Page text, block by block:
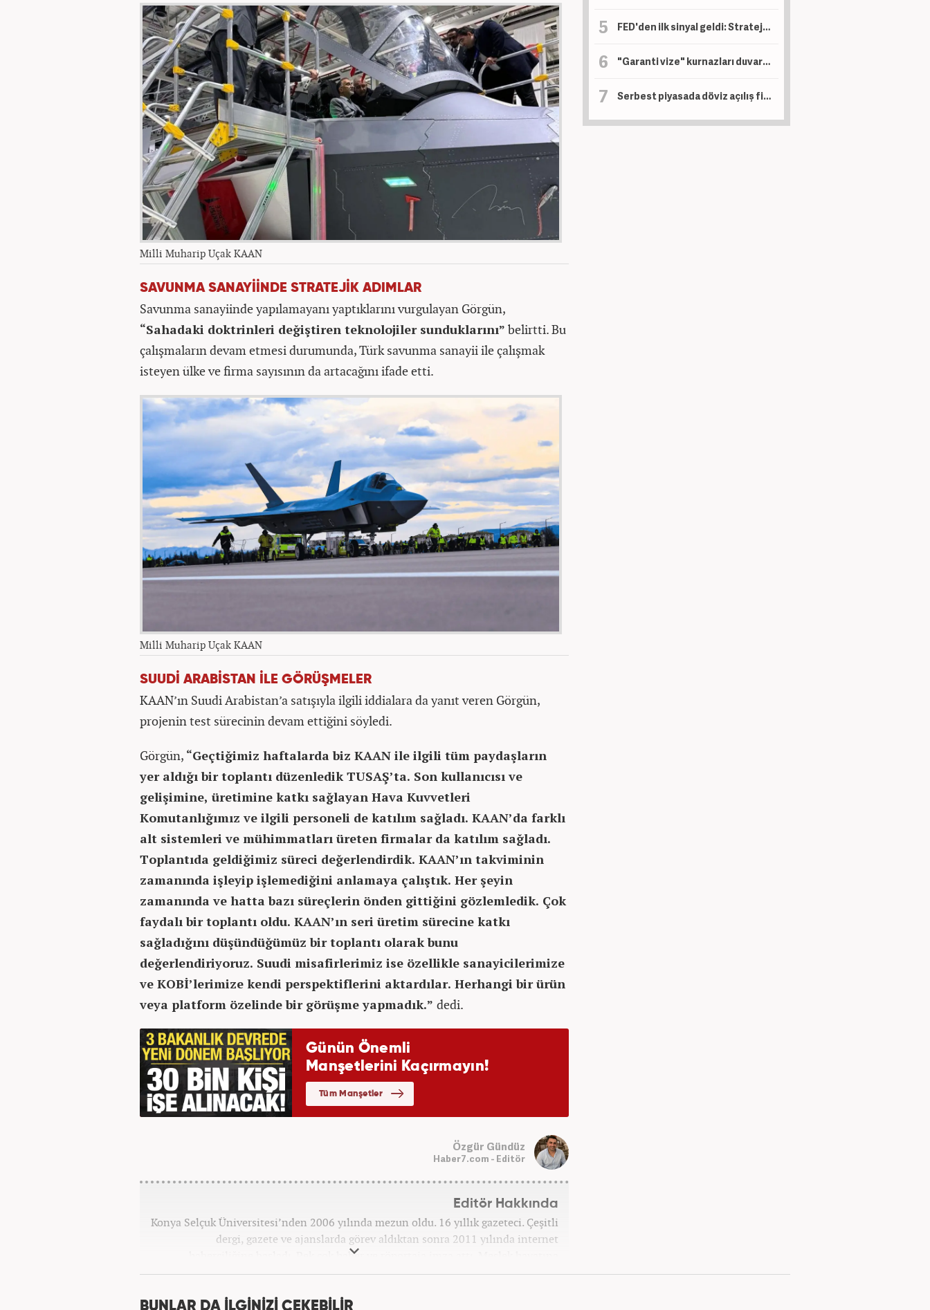
Milli Muharip Uçak KAAN
SAVUNMA SANAYİİNDE STRATEJİK ADIMLAR
Savunma sanayiinde yapılamayanı yaptıklarını vurgulayan Görgün,
“Sahadaki doktrinleri değiştiren teknolojiler sunduklarını” belirtti. Bu
çalışmaların devam etmesi durumunda, Türk savunma sanayii ile çalışmak
isteyen ülke ve firma sayısının da artacağını ifade etti.
Milli Muharip Uçak KAAN
SUUDİ ARABİSTAN İLE GÖRÜŞMELER
KAAN’ın Suudi Arabistan’a satışıyla ilgili iddialara da yanıt veren Görgün,
projenin test sürecinin devam ettiğini söyledi.
Görgün, “Geçtiğimiz haftalarda biz KAAN ile ilgili tüm paydaşların
yer aldığı bir toplantı düzenledik TUSAŞ’ta. Son kullanıcısı ve
gelişimine, üretimine katkı sağlayan Hava Kuvvetleri
Komutanlığımız ve ilgili personeli de katılım sağladı. KAAN’da farklı
alt sistemleri ve mühimmatları üreten firmalar da katılım sağladı.
Toplantıda geldiğimiz süreci değerlendirdik. KAAN’ın takviminin
zamanında işleyip işlemediğini anlamaya çalıştık. Her şeyin
zamanında ve hatta bazı süreçlerin önden gittiğini gözlemledik. Çok
faydalı bir toplantı oldu. KAAN’ın seri üretim sürecine katkı
sağladığını düşündüğümüz bir toplantı olarak bunu
değerlendiriyoruz. Suudi misafirlerimiz ise özellikle sanayicilerimize
ve KOBİ’lerimize kendi perspektiflerini aktardılar. Herhangi bir ürün
veya platform özelinde bir görüşme yapmadık.” dedi.
Özgür Gündüz
Haber7.com - Editör
Editör Hakkında
Konya Selçuk Üniversitesi’nden 2006 yılında mezun oldu. 16 yıllık gazeteci. Çeşitli
dergi, gazete ve ajanslarda görev aldıktan sonra 2011 yılında internet
haberciliğine başladı. Pek çok haber ve röportaja imza attı. Meslek hayatına
Haber7.com’da 7 yıldır ekonomi editörü olarak devam etmektedir.
FED'den ilk sinyal geldi: Stratejiyi değiştiriyorlar!
"Garanti vize" kurnazları duvara çarptı: Bakanlık devrede!
Serbest piyasada döviz açılış fiyatları!
BUNLAR DA İLGİNİZİ ÇEKEBİLİR